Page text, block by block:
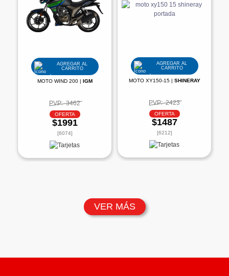
AGREGAR AL
CARRITO
MOTO WIND 200 | IGM
PVP: 3462
OFERTA
$1991
[6074]
AGREGAR AL
CARRITO
MOTO XY150-15 | SHINERAY
PVP: 2423
OFERTA
$1487
[6212]
VER MÁS